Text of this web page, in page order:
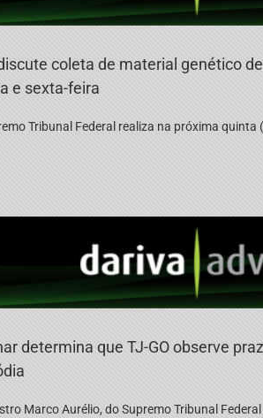
coleta de material genético
e sexta-feira
Tribunal Federal realiza na próxima quinta
determina que TJ-GO observe
Marco Aurélio, do Supremo Tribunal Federal